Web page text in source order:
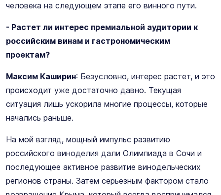
человека на следующем этапе его винного пути.
- Растет ли интерес премиальной аудитории к
российским винам и гастрономическим
проектам?
Максим Каширин: Безусловно, интерес растет, и это
происходит уже достаточно давно. Текущая
ситуация лишь ускорила многие процессы, которые
начались раньше.
На мой взгляд, мощный импульс развитию
российского виноделия дали Олимпиада в Сочи и
последующее активное развитие винодельческих
регионов страны. Затем серьезным фактором стало